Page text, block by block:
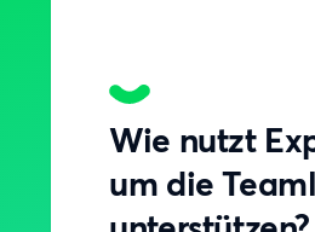
Wie nutzt
um die